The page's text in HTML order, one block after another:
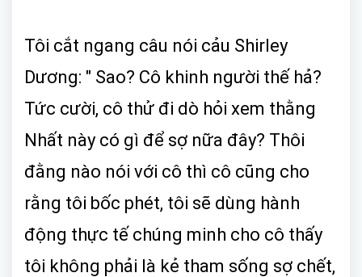
Tôi cắt ngang câu nói cảu Shirley
Dương: " Sao? Cô khinh người thế hả?
Tức cười, cô thử đi dò hỏi xem thằng
Nhất này có gì để sợ nữa đây? Thôi
đằng nào nói với cô thì cô cũng cho
rằng tôi bốc phét, tôi sẽ dùng hành
động thực tế chúng minh cho cô thấy
tôi không phải là kẻ tham sống sợ chết,